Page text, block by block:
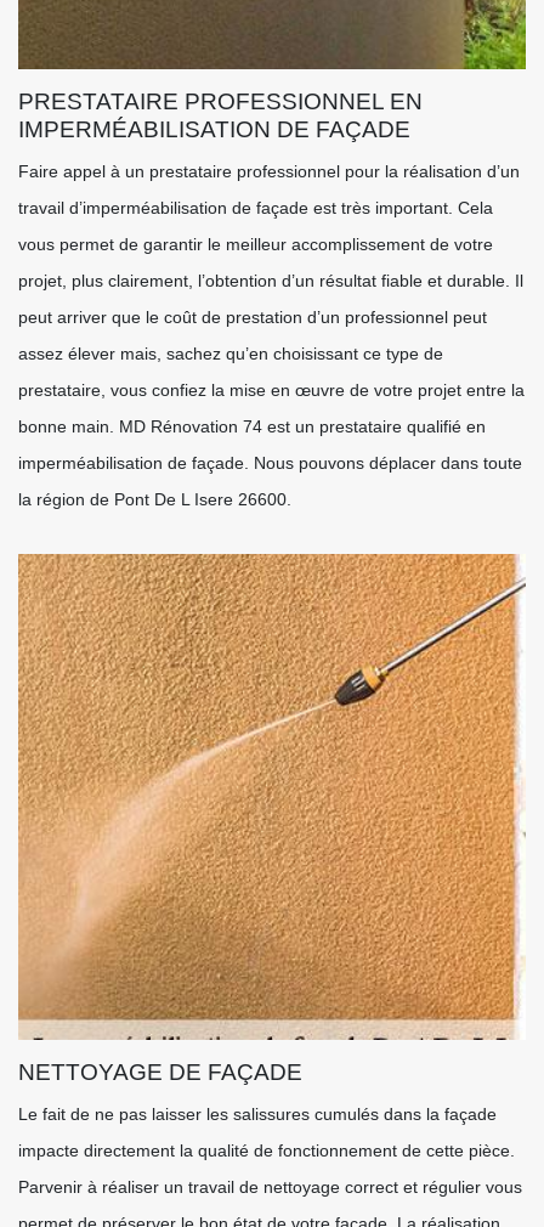
PRESTATAIRE PROFESSIONNEL EN
IMPERMÉABILISATION DE FAÇADE
Faire appel à un prestataire professionnel pour la réalisation d’un
travail d’imperméabilisation de façade est très important. Cela
vous permet de garantir le meilleur accomplissement de votre
projet, plus clairement, l’obtention d’un résultat fiable et durable. Il
peut arriver que le coût de prestation d’un professionnel peut
assez élever mais, sachez qu’en choisissant ce type de
prestataire, vous confiez la mise en œuvre de votre projet entre la
bonne main. MD Rénovation 74 est un prestataire qualifié en
imperméabilisation de façade. Nous pouvons déplacer dans toute
la région de Pont De L Isere 26600.
NETTOYAGE DE FAÇADE
Le fait de ne pas laisser les salissures cumulés dans la façade
impacte directement la qualité de fonctionnement de cette pièce.
Parvenir à réaliser un travail de nettoyage correct et régulier vous